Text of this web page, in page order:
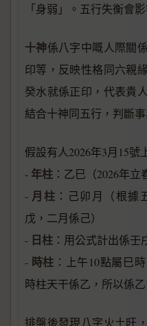
「身弱」。五行失衡會
十神係八字中嘅人際關
印等，反映性格同六親
癸水就係正印，代表貴
結合十神同五行，判斷
假設有人2026年3月15號
- 年柱 ：乙巳（2026年立
- 月柱 ：己卯月（根據
戊，二月係己）
- 日柱 ：用公式計出係壬
- 時柱 ：上午10點屬巳
時柱天干係乙，所以係
排盤後發現八字火土旺